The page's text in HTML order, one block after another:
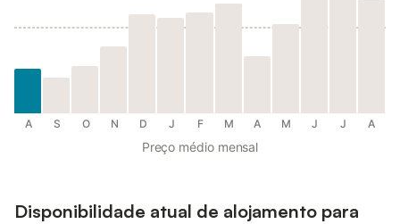
A S O N D J F M A M J J A
Preço médio mensal
Disponibilidade atual de alojamento para